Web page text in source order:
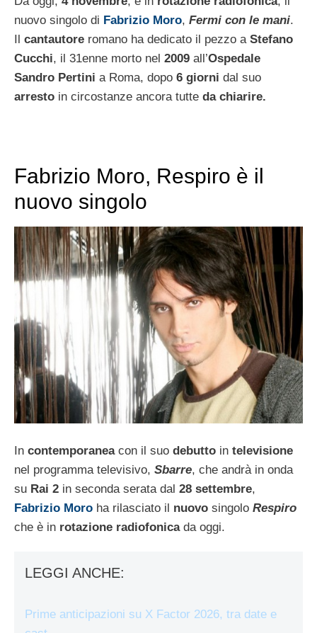
nuovo singolo di Fabrizio Moro, Fermi con le mani.
Il cantautore romano ha dedicato il pezzo a Stefano
Cucchi, il 31enne morto nel 2009 all’Ospedale
Sandro Pertini a Roma, dopo 6 giorni dal suo
arresto in circostanze ancora tutte da chiarire.
Fabrizio Moro, Respiro è il
nuovo singolo
In contemporaneacon il suo debutto in televisione
nel programma televisivo, Sbarre, che andrà in onda
su Rai 2 in seconda serata dal 28 settembre,
Fabrizio Moro ha rilasciato il nuovo singolo Respiro
che è in rotazione radiofonicada oggi.
LEGGI ANCHE:
Prime anticipazioni su X Factor 2026, tra date e